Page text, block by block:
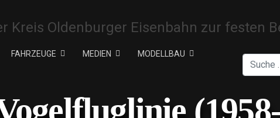
FAHRZEUGE MEDIEN MODELLBAU
Suchen